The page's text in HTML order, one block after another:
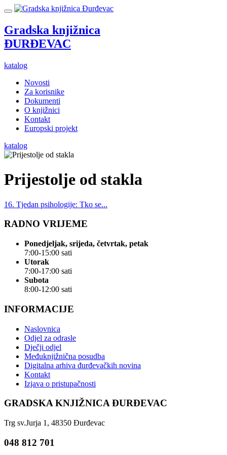
Gradska knjižnica
ĐURĐEVAC
katalog
Novosti
Za korisnike
Dokumenti
O knjižnici
Kontakt
Europski projekt
katalog
Prijestolje od stakla
16. Tjedan psihologije: Tko se...
RADNO VRIJEME
Ponedjeljak, srijeda, četvrtak, petak
7:00-15:00 sati
Utorak
7:00-17:00 sati
Subota
8:00-12:00 sati
INFORMACIJE
Naslovnica
Odjel za odrasle
Dječji odjel
Međuknjižnična posudba
Digitalna arhiva đurđevačkih novina
Kontakt
Izjava o pristupačnosti
GRADSKA KNJIŽNICA ĐURĐEVAC
Trg sv.Jurja 1, 48350 Đurđevac
048 812 701